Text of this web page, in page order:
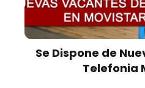
Se Dispone de
Telefonia